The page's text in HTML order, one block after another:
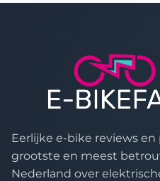
Eerlijke e-bike reviews en
grootste en meest
Nederland over